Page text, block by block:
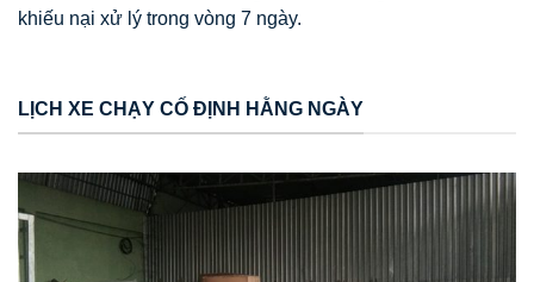
khiếu nại xử lý trong vòng 7 ngày.
LỊCH XE CHẠY CỐ ĐỊNH HẰNG NGÀY